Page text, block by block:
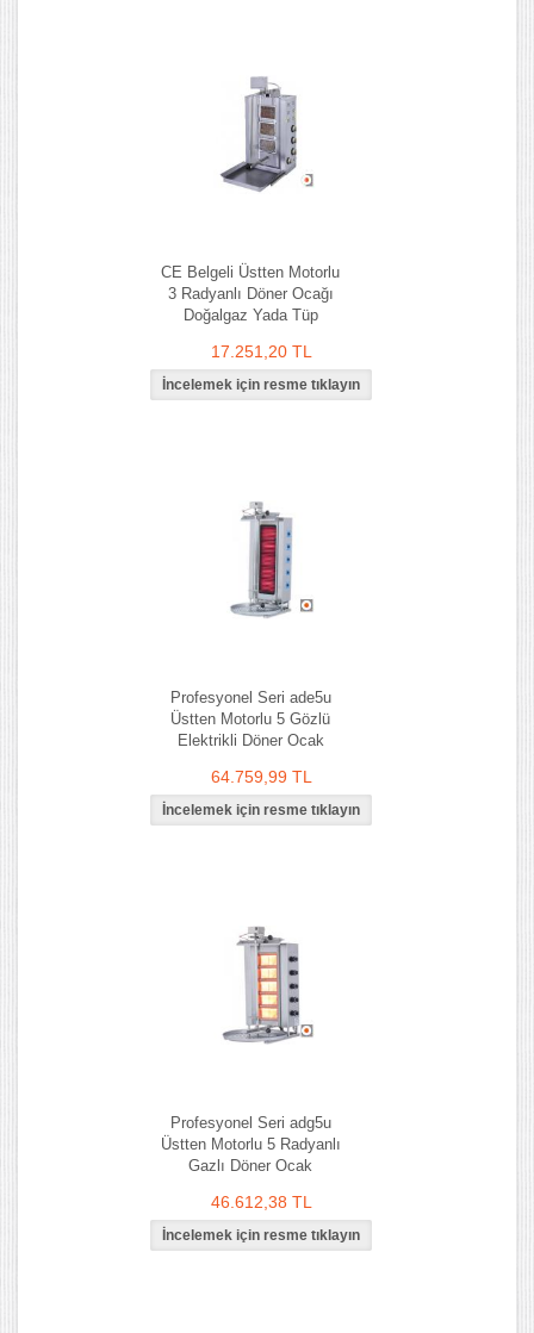
CE Belgeli Üstten Motorlu
3 Radyanlı Döner Ocağı
Doğalgaz Yada Tüp
17.251,20 TL
Profesyonel Seri ade5u
Üstten Motorlu 5 Gözlü
Elektrikli Döner Ocak
64.759,99 TL
Profesyonel Seri adg5u
Üstten Motorlu 5 Radyanlı
Gazlı Döner Ocak
46.612,38 TL